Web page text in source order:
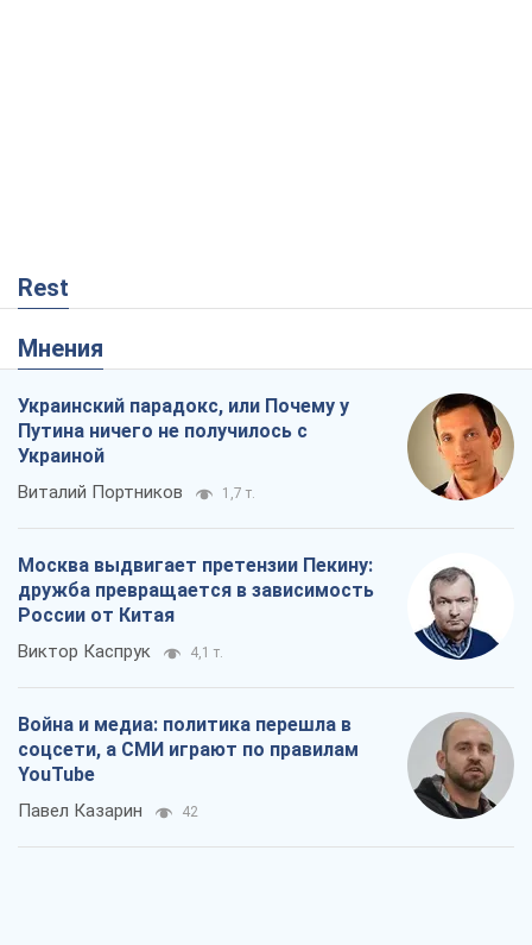
Rest
Мнения
Украинский парадокс, или Почему у
Путина ничего не получилось с
Украиной
Виталий Портников 1,7 т.
Москва выдвигает претензии Пекину:
дружба превращается в зависимость
России от Китая
Виктор Каспрук 4,1 т.
Война и медиа: политика перешла в
соцсети, а СМИ играют по правилам
YouTube
Павел Казарин 42